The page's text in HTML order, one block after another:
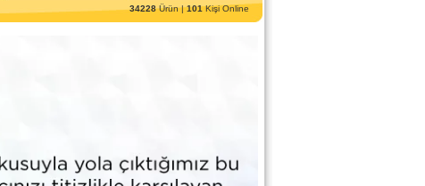
34228Ürün |101Kişi Online